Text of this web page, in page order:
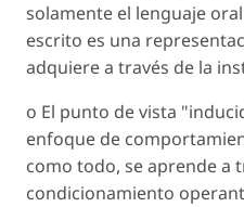
solamente el lenguaje
escrito es una
adquiere a través de la
o El punto de vista
enfoque de
como todo, se aprende a
condicionamiento